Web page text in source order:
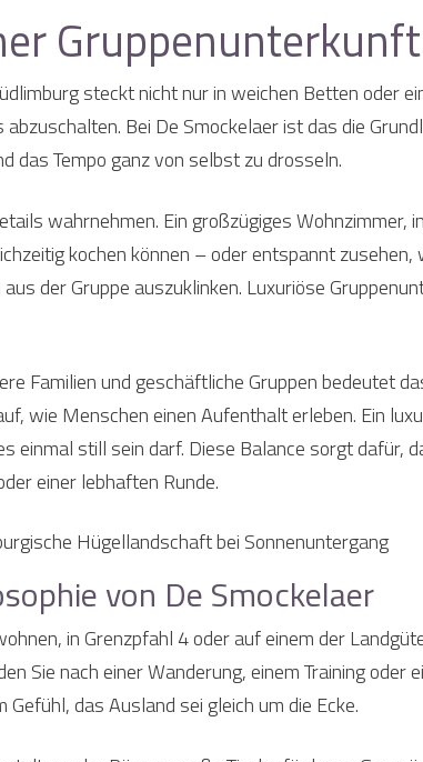
steckt nicht nur in weichen Betten oder
Bei De Smockelaer ist das die
das Tempo ganz von selbst zu drosseln.
wahrnehmen. Ein großzügiges Wohnzimmer,
kochen können – oder entspannt
der Gruppe auszuklinken. Luxuriöse
Familien und geschäftliche Gruppen bedeutet
wie Menschen einen Aufenthalt erleben. Ein
einmal still sein darf. Diese Balance sorgt
einer lebhaften Runde.
von De Smockelaer
in Grenzpfahl 4 oder auf einem der
Sie nach einer Wanderung, einem Training
das Ausland sei gleich um die Ecke.